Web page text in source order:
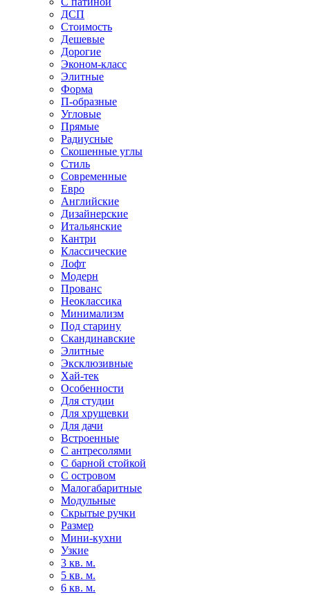
ДСП
Стоимость
Дешевые
Дорогие
Эконом-класс
Элитные
Форма
П-образные
Угловые
Прямые
Радиусные
Скошенные углы
Стиль
Современные
Евро
Английские
Дизайнерские
Итальянские
Кантри
Классические
Лофт
Модерн
Прованс
Неоклассика
Минимализм
Под старину
Скандинавские
Элитные
Эксклюзивные
Хай-тек
Особенности
Для студии
Для хрущевки
Для дачи
Встроенные
С антресолями
С барной стойкой
С островом
Малогабаритные
Модульные
Скрытые ручки
Размер
Мини-кухни
Узкие
3 кв. м.
5 кв. м.
6 кв. м.